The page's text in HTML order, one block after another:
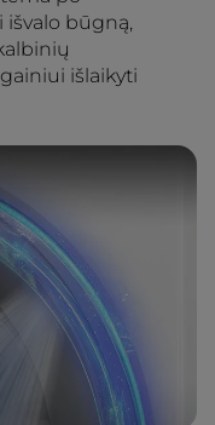
būgną,
išlaikyti